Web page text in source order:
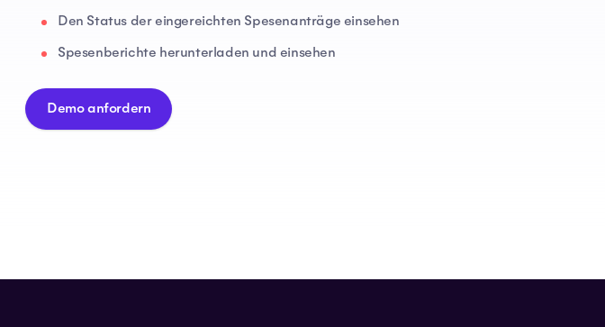
Den Status der eingereichten Spesenanträge einsehen
Spesenberichte herunterladen und einsehen
Demo anfordern